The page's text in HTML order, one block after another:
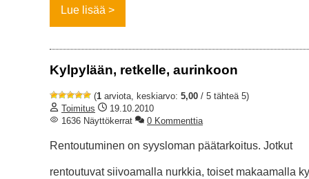
Lue lisää
Kylpylään, retkelle, aurinkoon
(1 arviota, keskiarvo: 5,00 / 5 tähteä 5)
Toimitus
19.10.2010
1636 Näyttökerrat
0 Kommenttia
Rentoutuminen on syysloman päätarkoitus. Jotkut
rentoutuvat siivoamalla nurkkia, toiset makaamalla